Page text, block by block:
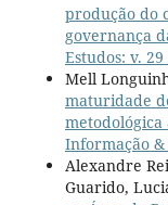
produção do
governança
Estudos: v.
Mell
maturidade
Informação &
Alexandre
Guarido,